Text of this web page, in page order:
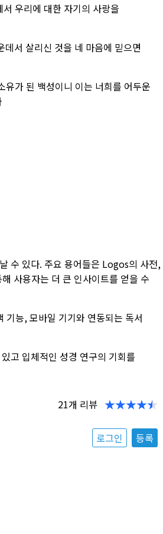
우리에 대한 자기의 사랑을
서 살리신 것을 네 마음에 믿으면
가 된 백성이니 이는 너희를 어두운
수 있다. 주요 용어들은 Logos의 사전,
사용자는 더 큰 인사이트를 얻을 수
능, 모바일 기기와 연동되는 독서
고 입체적인 성경 연구의 기회를
21개 리뷰
로그인 등록